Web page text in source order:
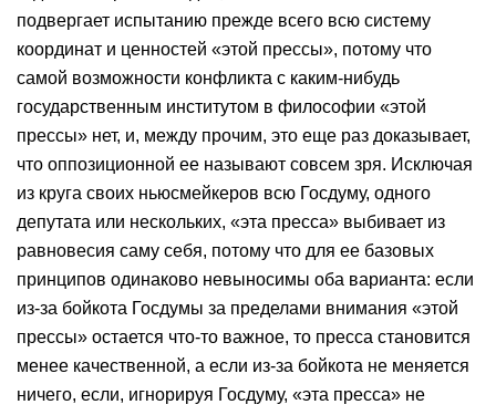
подвергает испытанию прежде всего всю систему
координат и ценностей «этой прессы», потому что
самой возможности конфликта с каким-нибудь
государственным институтом в философии «этой
прессы» нет, и, между прочим, это еще раз доказывает,
что оппозиционной ее называют совсем зря. Исключая
из круга своих ньюсмейкеров всю Госдуму, одного
депутата или нескольких, «эта пресса» выбивает из
равновесия саму себя, потому что для ее базовых
принципов одинаково невыносимы оба варианта: если
из-за бойкота Госдумы за пределами внимания «этой
прессы» остается что-то важное, то пресса становится
менее качественной, а если из-за бойкота не меняется
ничего, если, игнорируя Госдуму, «эта пресса» не